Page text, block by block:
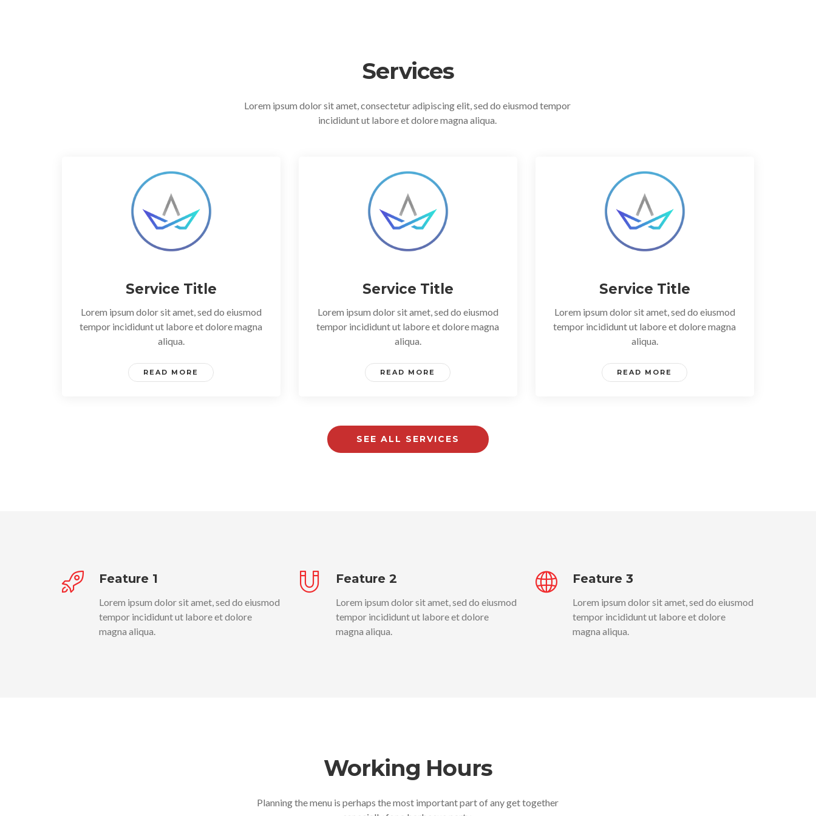
Services
Lorem ipsum dolor sit amet, consectetur adipiscing elit, sed do eiusmod tempor
incididunt ut labore et dolore magna aliqua.
Service Title
Lorem ipsum dolor sit amet, sed do eiusmod
tempor incididunt ut labore et dolore magna
aliqua.
READ MORE
Service Title
Lorem ipsum dolor sit amet, sed do eiusmod
tempor incididunt ut labore et dolore magna
aliqua.
READ MORE
Service Title
Lorem ipsum dolor sit amet, sed do eiusmod
tempor incididunt ut labore et dolore magna
aliqua.
READ MORE
SEE ALL SERVICES
Feature 1
Lorem ipsum dolor sit amet, sed do eiusmod
tempor incididunt ut labore et dolore
magna aliqua.
Feature 2
Lorem ipsum dolor sit amet, sed do eiusmod
tempor incididunt ut labore et dolore
magna aliqua.
Feature 3
Lorem ipsum dolor sit amet, sed do eiusmod
tempor incididunt ut labore et dolore
magna aliqua.
Working Hours
Planning the menu is perhaps the most important part of any get together